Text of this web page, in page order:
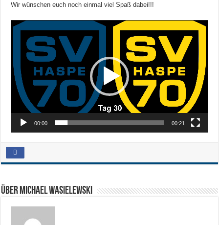
Wir wünschen euch noch einmal viel Spaß dabei!!!
Video-
00:00 00:21
Über Michael Wasielewski